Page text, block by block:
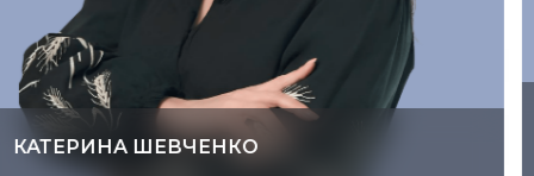
ОЛЕКСАНДРА КІБА
Партнер з розвитку, керівник напрямку